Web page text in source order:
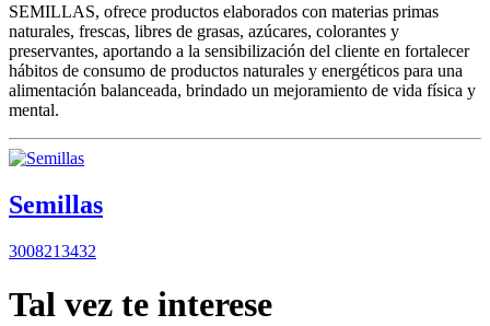
SEMILLAS, ofrece productos elaborados con materias primas
naturales, frescas, libres de grasas, azúcares, colorantes y
preservantes, aportando a la sensibilización del cliente en fortalecer
hábitos de consumo de productos naturales y energéticos para una
alimentación balanceada, brindado un mejoramiento de vida física y
mental.
Semillas
3008213432
Tal vez te interese